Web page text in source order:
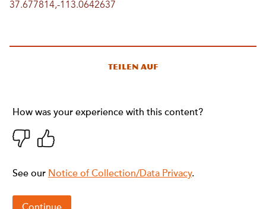
37.677814,-113.0642637
Teilen auf